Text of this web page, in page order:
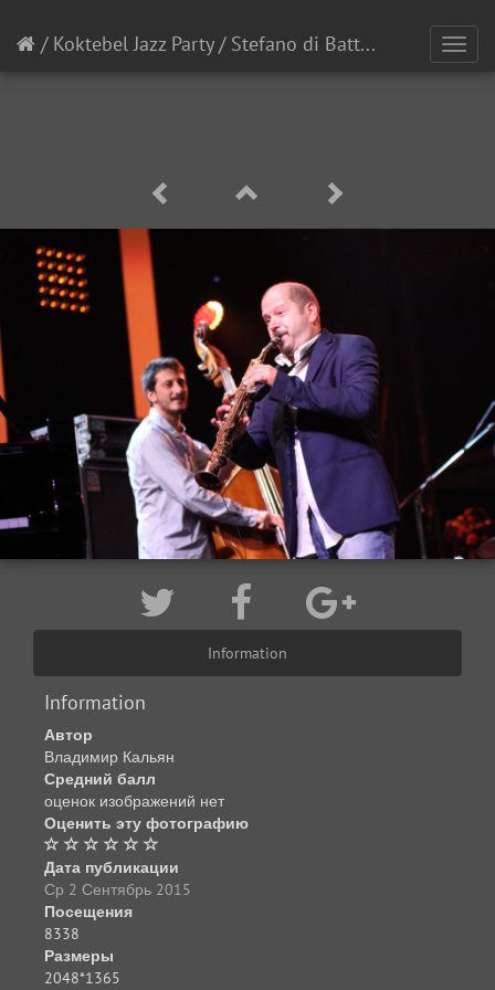
/ Koktebel Jazz Party/ Stefano di Battista на Koktebel Jazz Party 2015
Information
Information
Автор
Владимир Кальян
Средний балл
оценок изображений нет
Оценить эту фотографию
Дата публикации
Ср 2 Сентябрь 2015
Посещения
8338
Размеры
2048*1365